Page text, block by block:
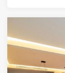
les 24 hores,
terres de
l'interior,
L'apartament
sostres alts,
Manté't